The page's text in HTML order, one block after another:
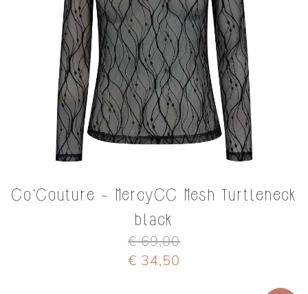
Co'Couture - MercyCC Mesh Turtleneck
black
€ 69,00
€ 34,50